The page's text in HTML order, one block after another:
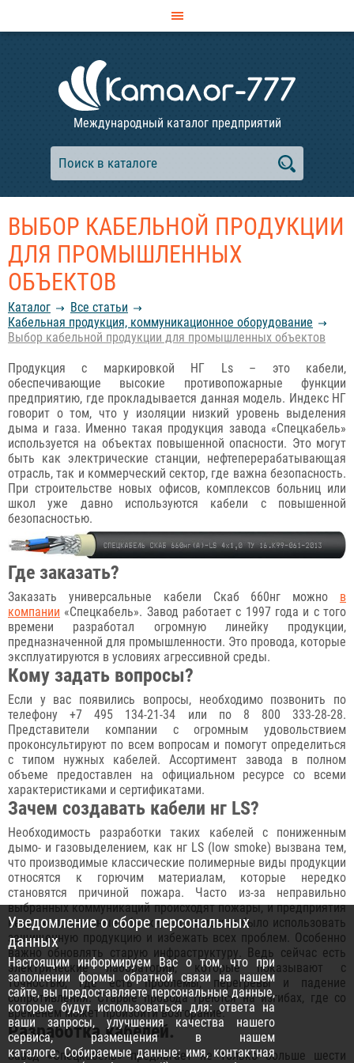
Международный каталог предприятий
ВЫБОР КАБЕЛЬНОЙ ПРОДУКЦИИ
ДЛЯ ПРОМЫШЛЕННЫХ
ОБЪЕКТОВ
Каталог
Все статьи
Кабельная продукция, коммуникационное оборудование
Выбор кабельной продукции для промышленных объектов
Продукция с маркировкой НГ Ls – это кабели,
обеспечивающие высокие противопожарные функции
предприятию, где прокладывается данная модель. Индекс НГ
говорит о том, что у изоляции низкий уровень выделения
дыма и газа. Именно такая продукция завода «Спецкабель»
используется на объектах повышенной опасности. Это могут
быть как электрические станции, нефтеперерабатывающая
отрасль, так и коммерческий сектор, где важна безопасность.
При строительстве новых офисов, комплексов больниц или
школ уже давно используются кабели с повышенной
безопасностью.
Где заказать?
Заказать универсальные кабели Скаб 660нг можно в
компании «Спецкабель». Завод работает с 1997 года и с того
времени разработал огромную линейку продукции,
предназначенной для промышленности. Это провода, которые
эксплуатируются в условиях агрессивной среды.
Кому задать вопросы?
Если у вас появились вопросы, необходимо позвонить по
телефону +7 495 134-21-34 или по 8 800 333-28-28.
Представители компании с огромным удовольствием
проконсультируют по всем вопросам и помогут определиться
с типом нужных кабелей. Ассортимент завода в полном
объеме предоставлен на официальном ресурсе со всеми
характеристиками и сертификатами.
Зачем создавать кабели нг LS?
Необходимость разработки таких кабелей с пониженным
дымо- и газовыделением, как нг LS (low smoke) вызвана тем,
что производимые классические полимерные виды продукции
относятся к горючим материалам, которые нередко
становятся причиной пожара. Часто из-за неправильно
выбранных коммуникаций происходят пожары, и предприятия
несут колоссальные убытки, когда можно было использовать
защищенную продукцию и избежать всех проблем. Особенно
важно обновлять старую инфраструктуру. Ведь сейчас есть
электрические лаборатории, которые показывают с
точностью, где есть проблемы, перегревы и падение
сопротивления. Старые провода греются на изгибах, где со
временем может произойти возгорание.
Разработка кабелей.
Завод «Спецкабель» предлагает не только больше шести
Уведомление о сборе персональных
данных
Настоящим информируем Вас о том, что при
заполнении формы обратной связи на нашем
сайте, вы предоставляете персональные данные,
которые будут использоваться для: ответа на
ваши запросы, улучшения качества нашего
сервиса, размещения в нашем
каталоге. Собираемые данные: имя, контактная